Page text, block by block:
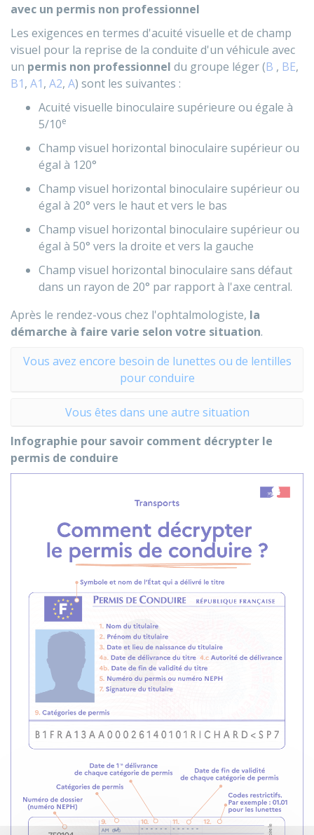
avec un permis non professionnel
Les exigences en termes d'acuité visuelle et de champ
visuel pour la reprise de la conduite d'un véhicule avec
un permis non professionnel du groupe léger (B , BE,
B1, A1, A2, A) sont les suivantes :
Acuité visuelle binoculaire supérieure ou égale à
5/10e
Champ visuel horizontal binoculaire supérieur ou
égal à 120°
Champ visuel horizontal binoculaire supérieur ou
égal à 20° vers le haut et vers le bas
Champ visuel horizontal binoculaire supérieur ou
égal à 50° vers la droite et vers la gauche
Champ visuel horizontal binoculaire sans défaut
dans un rayon de 20° par rapport à l'axe central.
Après le rendez-vous chez l'ophtalmologiste, la
démarche à faire varie selon votre situation.
Vous avez encore besoin de lunettes ou de lentilles
pour conduire
Vous êtes dans une autre situation
Infographie pour savoir comment décrypter le
permis de conduire